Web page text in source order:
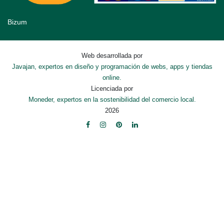
Bizum
Web desarrollada por
Javajan, expertos en diseño y programación de webs, apps y tiendas
online.
Licenciada por
Moneder, expertos en la sostenibilidad del comercio local.
2026